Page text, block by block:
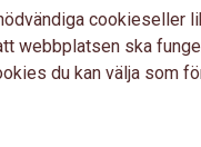
kan gå
omgående om
cookieseller
webbplatsen ska
du kan välja som